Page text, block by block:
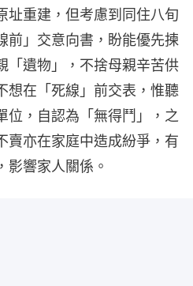
址重建，但考慮到同住八旬
前」交意向書，盼能優先揀
「遺物」，不捨母親辛苦供
想在「死線」前交表，惟聽
位，自認為「無得鬥」，之
賣亦在家庭中造成紛爭，有
影響家人關係。